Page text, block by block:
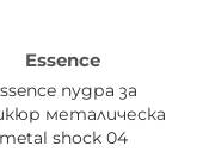
Essence
пудра за
металическа
metal shock 04